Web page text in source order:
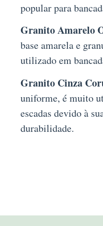
popular para
Granito Amarelo
base amarela e
utilizado em
Granito Cinza
uniforme, é muito
escadas devido à
durabilidade.